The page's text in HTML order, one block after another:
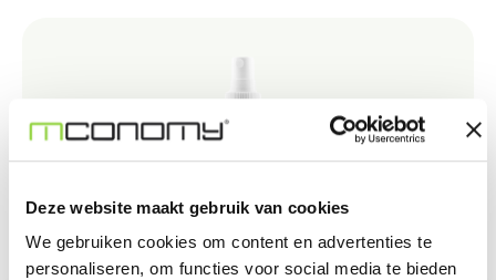
Deze website maakt gebruik van cookies
We gebruiken cookies om content en advertenties te
personaliseren, om functies voor social media te bieden